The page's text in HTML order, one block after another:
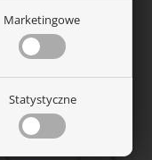
Marketingowe
Statystyczne